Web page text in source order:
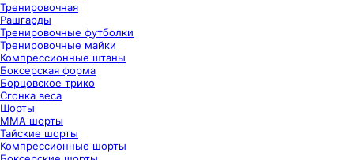
Тренировочная
Рашгарды
Тренировочные футболки
Тренировочные майки
Компрессионные штаны
Боксерская форма
Борцовское трико
Сгонка веса
Шорты
ММА шорты
Тайские шорты
Компрессионные шорты